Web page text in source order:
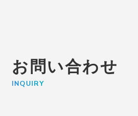
BPO・人材派遣はこちら さいたま支社
お問い合わせ
INQUIRY